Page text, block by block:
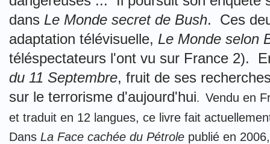
dans Le Monde secret de Bush. Ces
adaptation télévisuelle, Le Monde selon
téléspectateurs l'ont vu sur France 2).
du 11 Septembre, fruit de ses
sur le terrorisme d'aujourd'hui. Vendu en
et traduit en 12 langues, ce livre fait
Dans La Face cachée du Pétrole publié en